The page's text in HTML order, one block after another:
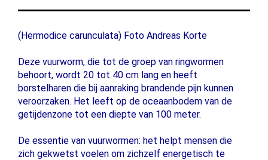
(Hermodice carunculata) Foto Andreas Korte
Deze vuurworm, die tot de groep van ringwormen
behoort, wordt 20 tot 40 cm lang en heeft
borstelharen die bij aanraking brandende pijn kunnen
veroorzaken. Het leeft op de oceaanbodem van de
getijdenzone tot een diepte van 100 meter.
De essentie van vuurwormen: het helpt mensen die
zich gekwetst voelen om zichzelf energetisch te